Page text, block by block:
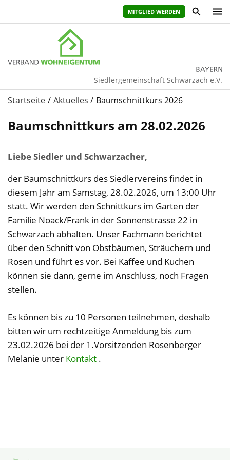
MITGLIED WERDEN
Siedlergemeinschaft Schwarzach e.V.
Startseite Aktuelles Baumschnittkurs 2026
Baumschnittkurs am 28.02.2026
Liebe Siedler und Schwarzacher,
der Baumschnittkurs des Siedlervereins findet in
diesem Jahr am Samstag, 28.02.2026, um 13:00 Uhr
statt. Wir werden den Schnittkurs im Garten der
Familie Noack/Frank in der Sonnenstrasse 22 in
Schwarzach abhalten. Unser Fachmann berichtet
über den Schnitt von Obstbäumen, Sträuchern und
Rosen und führt es vor. Bei Kaffee und Kuchen
können sie dann, gerne im Anschluss, noch Fragen
stellen.
Es können bis zu 10 Personen teilnehmen, deshalb
bitten wir um rechtzeitige Anmeldung bis zum
23.02.2026 bei der 1.Vorsitzenden Rosenberger
Melanie unter Kontakt .